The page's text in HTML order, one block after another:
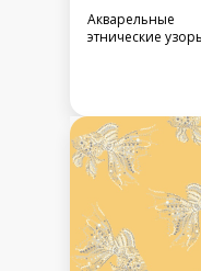
Акварельные
этнические